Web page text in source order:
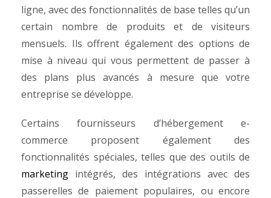
ligne, avec des fonctionnalités de base telles qu’un
certain nombre de produits et de visiteurs
mensuels. Ils offrent également des options de
mise à niveau qui vous permettent de passer à
des plans plus avancés à mesure que votre
entreprise se développe.
Certains fournisseurs d’hébergement e-
commerce proposent également des
fonctionnalités spéciales, telles que des outils de
marketing intégrés, des intégrations avec des
passerelles de paiement populaires, ou encore